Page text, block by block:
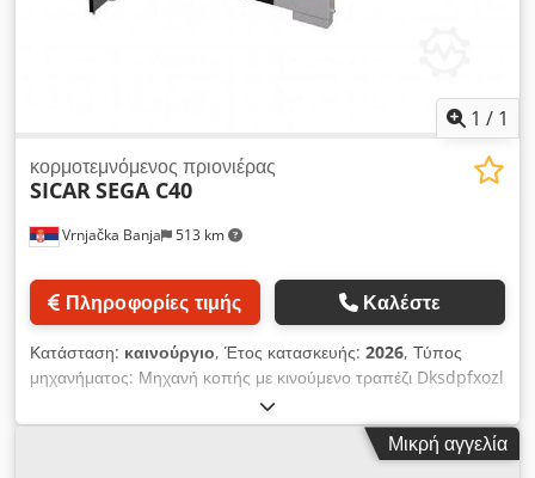
1 / 1
Vrnjačka Banja 513 km
κορμοτεμνόμενος πριονιέρας
SICARSEGA C40
Πληροφορίες τιμής Καλέστε
Κατάσταση: καινούργιο, Έτος κατασκευής: 2026, Τύπος
μηχανήματος: Μηχανή κοπής με κινούμενο τραπέζι Dksdpfxozl
Afke Ambjr Διαστάσεις πάγκου εργασίας: 1750 × 1000 mm
Μήκος κινούμενου τραπεζιού: 3200 mm Διαστάσεις
κινούμενου τραπεζιού: 3200 × 390 mm Διάμετρος κύριας
Μικρή αγγελία